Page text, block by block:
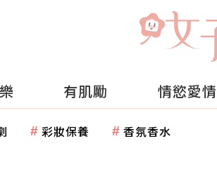
有肌勵 情慾愛情
彩妝保養 香氛香水